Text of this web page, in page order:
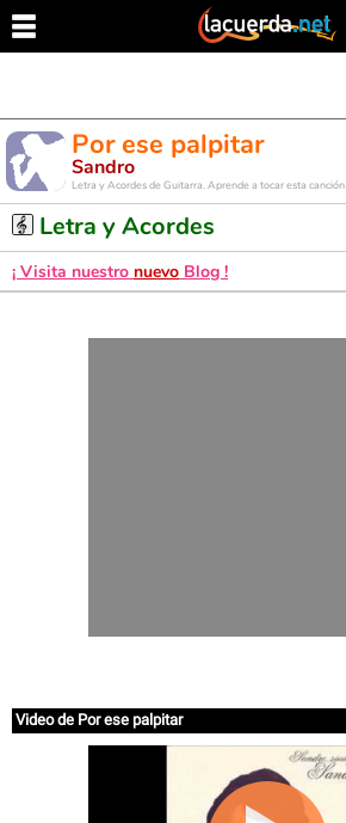
Por ese palpitar
Sandro
Letra y Acordes de Guitarra. Aprende a tocar esta canción
Letra y Acordes
¡ Visita nuestro nuevo Blog !
Video de Por ese palpitar